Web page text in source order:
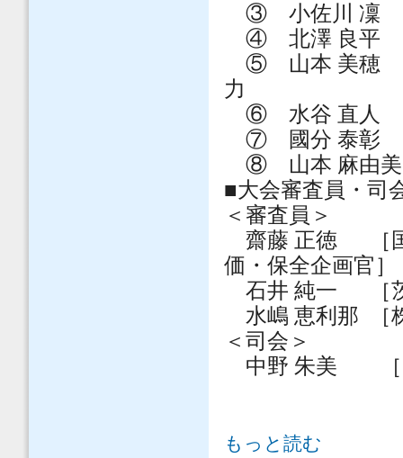
③ 小佐川 凜
④ 北澤 良平
⑤ 山本 美穂
力
⑥ 水谷 直人
⑦ 國分 泰彰
⑧ 山本 麻由美
■大会審査員・
＜審査員＞
齋藤 正徳 ［国
価・保全企画官］
石井 純一 ［茨
水嶋 恵利那 ［
＜司会＞
中野 朱美 ［
【開催報告】「全国土木弁論大会
もっと読む